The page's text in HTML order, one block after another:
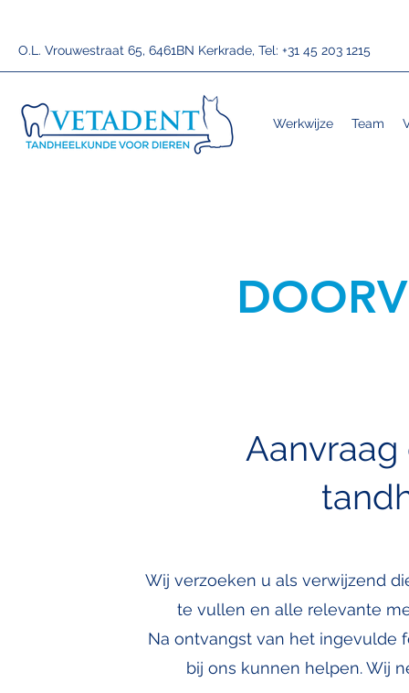
O.L. Vrouwestraat 65, 6461BN Kerkrade, Tel: +31 45 203 1215
Werkwijze Team
Wij verzoeken u als verwijzend
te vullen en alle relevante
Na ontvangst van het ingevulde
bij ons kunnen helpen. Wij